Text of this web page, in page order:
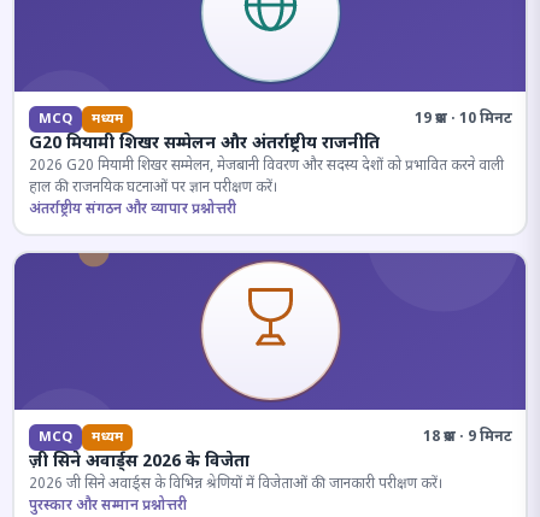
MCQ मध्यम 19 प्रश्न · 10 मिनट
G20 मियामी शिखर सम्मेलन और अंतर्राष्ट्रीय राजनीति
2026 G20 मियामी शिखर सम्मेलन, मेजबानी विवरण और सदस्य देशों को प्रभावित करने वाली
हाल की राजनयिक घटनाओं पर ज्ञान परीक्षण करें।
अंतर्राष्ट्रीय संगठन और व्यापार प्रश्नोत्तरी
MCQ मध्यम 18 प्रश्न · 9 मिनट
ज़ी सिने अवार्ड्स 2026 के विजेता
2026 जी सिने अवार्ड्स के विभिन्न श्रेणियों में विजेताओं की जानकारी परीक्षण करें।
पुरस्कार और सम्मान प्रश्नोत्तरी